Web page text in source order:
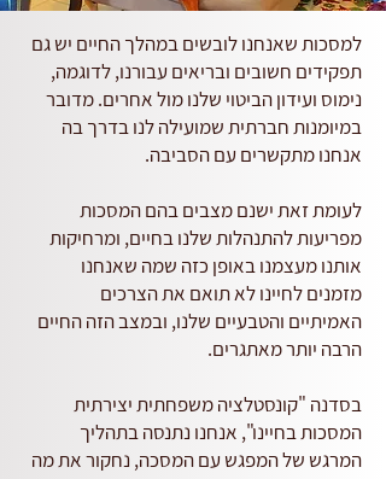
למסכות שאנחנו לובשים במהלך החיים יש גם
תפקידים חשובים ובריאים עבורנו, לדוגמה,
נימוס ועידון הביטוי שלנו מול אחרים. מדובר
במיומנות חברתית שמועילה לנו בדרך בה
אנחנו מתקשרים עם הסביבה.
לעומת זאת ישנם מצבים בהם המסכות
מפריעות להתנהלות שלנו בחיים, ומרחיקות
אותנו מעצמנו באופן כזה שמה שאנחנו
מזמנים לחיינו לא תואם את הצרכים
האמיתיים והטבעיים שלנו, ובמצב הזה החיים
הרבה יותר מאתגרים.
בסדנה "קונסטלציה משפחתית יצירתית
המסכות בחיינו", אנחנו נתנסה בתהליך
המרגש של המפגש עם המסכה, נחקור את מה